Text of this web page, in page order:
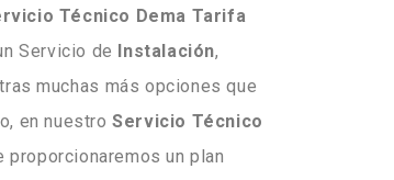
Técnico Dema Tarifa
Servicio de
Instalación,
muchas más opciones que
en nuestroServicio Técnico
proporcionaremos un plan